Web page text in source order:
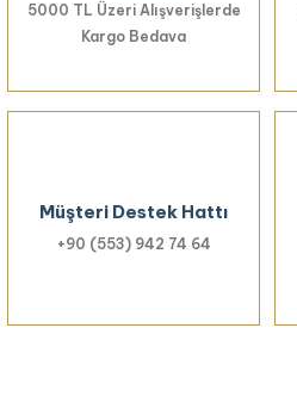
5000 TL Üzeri Alışverişlerde
Kargo Bedava
Müşteri Destek Hattı
+90 (553) 942 74 64